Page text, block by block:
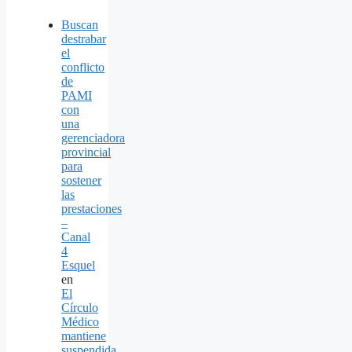
Buscan
destrabar
el
conflicto
de
PAMI
con
una
gerenciadora
provincial
para
sostener
las
prestaciones
–
Canal
4
Esquel
en
El
Círculo
Médico
mantiene